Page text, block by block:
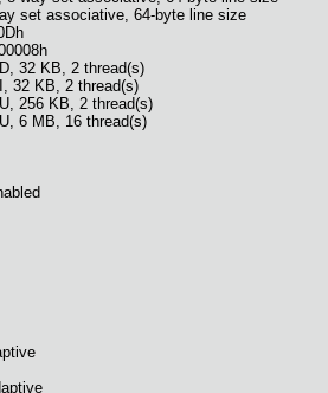
set associative, 64-byte line size
32 KB, 2 thread(s)
32 KB, 2 thread(s)
256 KB, 2 thread(s)
6 MB, 16 thread(s)